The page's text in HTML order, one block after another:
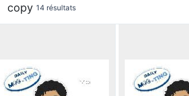
copy 14 résultats